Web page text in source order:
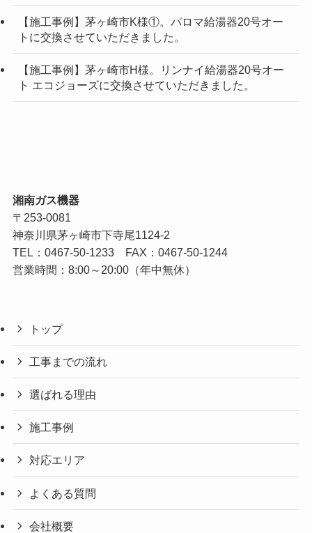
【施工事例】茅ヶ崎市K様①。パロマ給湯器20号オー
トに交換させていただきました。
【施工事例】茅ヶ崎市H様。リンナイ給湯器20号オー
ト エコジョーズに交換させていただきました。
湘南ガス機器
〒253-0081
神奈川県茅ヶ崎市下寺尾1124-2
TEL： 0467-50-1233FAX：0467-50-1244
営業時間：8:00～20:00（年中無休）
トップ
工事までの流れ
選ばれる理由
施工事例
対応エリア
よくある質問
会社概要